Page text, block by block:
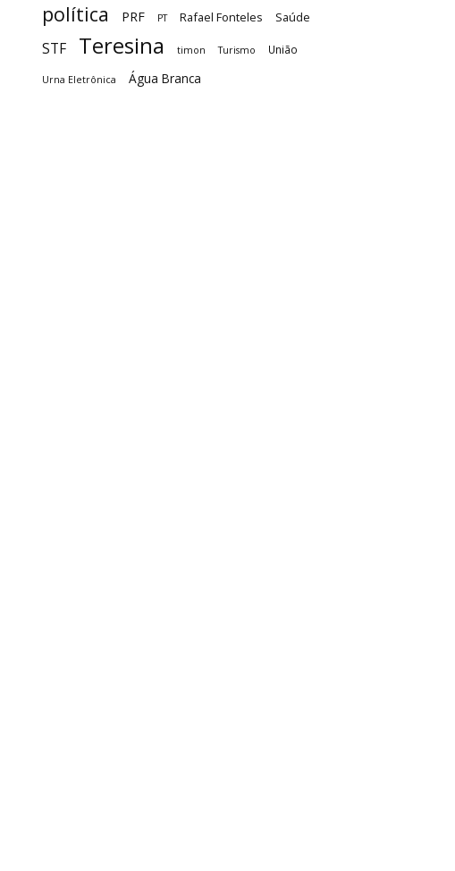
política PRF PT Rafael Fonteles Saúde
STF Teresina timon Turismo União
Urna Eletrônica Água Branca